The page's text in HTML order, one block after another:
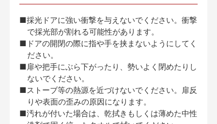
■採光ドアに強い衝撃を与えないでください。衝撃
で採光部が割れる可能性があります。
■ドアの開閉の際に指や手を挟まないようにしてく
ださい。
■扉や把手にぶら下がったり、勢いよく閉めたりし
ないでください。
■ストーブ等の熱源を近づけないでください。扉反
りや表面の歪みの原因になります。
■汚れが付いた場合は、乾拭きもしくは薄めた中性